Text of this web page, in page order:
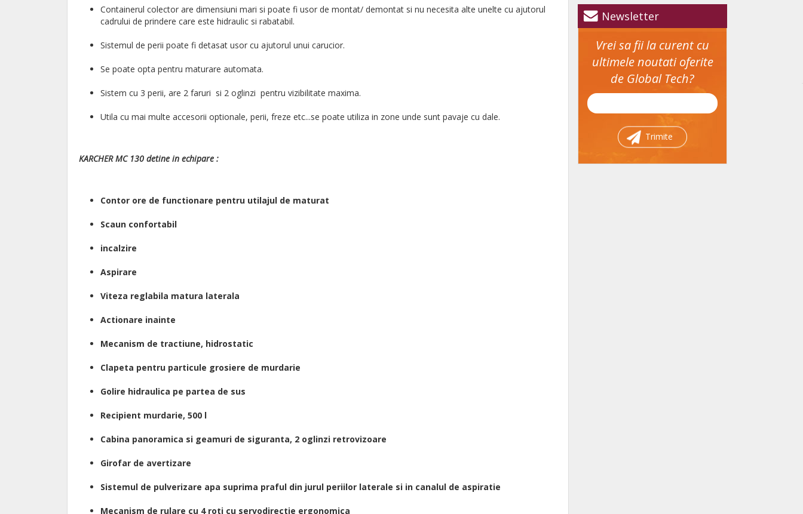
Containerul colector are dimensiuni mari si poate fi usor de montat/ demontat si nu necesita alte unelte cu ajutorul
cadrului de prindere care este hidraulic si rabatabil.
Sistemul de perii poate fi detasat usor cu ajutorul unui carucior.
Se poate opta pentru maturare automata.
Sistem cu 3 perii, are 2 faruri si 2 oglinzi pentru vizibilitate maxima.
Utila cu mai multe accesorii optionale, perii, freze etc...se poate utiliza in zone unde sunt pavaje cu dale.
KARCHER MC 130 detine in echipare :
Contor ore de functionare pentru utilajul de maturat
Scaun confortabil
incalzire
Aspirare
Viteza reglabila matura laterala
Actionare inainte
Mecanism de tractiune, hidrostatic
Clapeta pentru particule grosiere de murdarie
Golire hidraulica pe partea de sus
Recipient murdarie, 500 l
Cabina panoramica si geamuri de siguranta, 2 oglinzi retrovizoare
Girofar de avertizare
Sistemul de pulverizare apa suprima praful din jurul periilor laterale si in canalul de aspiratie
Mecanism de rulare cu 4 roti cu servodirectie ergonomica
Newsletter
Vrei sa fii la curent cu
ultimele noutati oferite
de Global Tech?
Trimite